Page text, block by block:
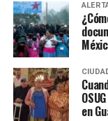
en